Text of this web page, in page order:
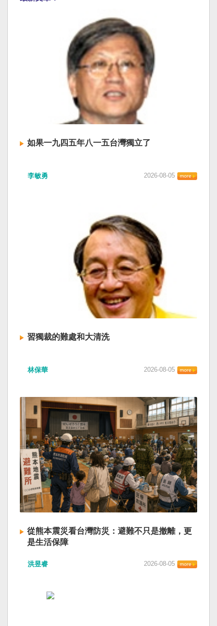
如果一九四五年八一五台灣獨立了
李敏勇 2026-08-05
習獨裁的難處和大清洗
林保華 2026-08-05
從熊本震災看台灣防災：避難不只是撤離，更
是生活保障
洪昱睿 2026-08-05